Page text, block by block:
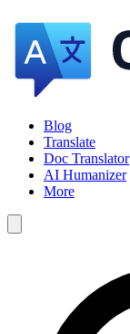
Blog
Translate
Doc Translator
AI Humanizer
More